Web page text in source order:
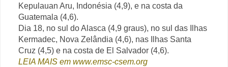
Kepulauan Aru, Indonésia (4,9), e na costa da
Guatemala (4,6).
Dia 18, no sul do Alasca (4,9 graus), no sul das Ilhas
Kermadec, Nova Zelândia (4,6), nas Ilhas Santa
Cruz (4,5) e na costa de El Salvador (4,6).
LEIA MAIS em www.emsc-csem.org